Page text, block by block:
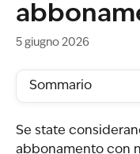
5 giugno 2026
Sommario
Se state
abbonamento con